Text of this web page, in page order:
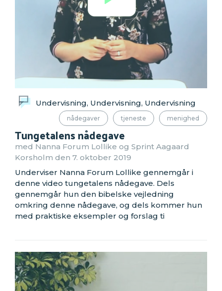
Undervisning, Undervisning, Undervisning
nådegaver tjeneste menighed
Tungetalens nådegave
med Nanna Forum Lollike og Sprint Aagaard
Korsholm den 7. oktober 2019
Underviser Nanna Forum Lollike gennemgår i
denne video tungetalens nådegave. Dels
gennemgår hun den bibelske vejledning
omkring denne nådegave, og dels kommer hun
med praktiske eksempler og forslag ti